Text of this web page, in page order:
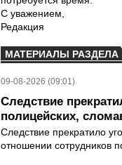
С уважением,
Редакция
МАТЕРИАЛЫ РАЗДЕЛА
09-08-2026 (09:01)
Следствие
полицейских,
Следствие прекратило
отношении сотрудников